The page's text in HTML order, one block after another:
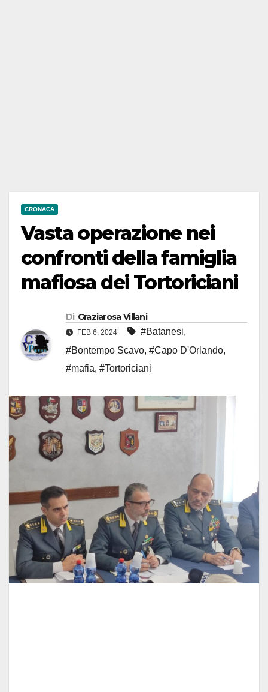
CRONACA
Vasta operazione nei
confronti della famiglia
mafiosa dei Tortoriciani
Di Graziarosa Villani
FEB 6, 2024 #Batanesi,
#Bontempo Scavo, #Capo D'Orlando,
#mafia, #Tortoriciani